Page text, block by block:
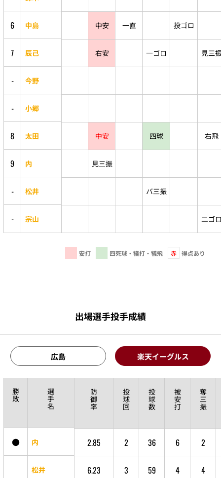
6 中島 中安 一直 投ゴロ
7 辰己 右安 一ゴロ 見三
- 今野
- 小郷
8 太田 中安 四球 右飛
9 内 見三振
- 松井 バ三振
- 宗山 二ゴ
安打 四死球・犠打・犠飛 赤 得点あり
出場選手投手成績
広島 楽天イーグルス
勝
敗
選
手
名
防
御
率
投
球
回
投
球
数
被
安
打
奪
三
振
● 内 2.85 2 36 6 2
松井 6.23 3 59 4 4